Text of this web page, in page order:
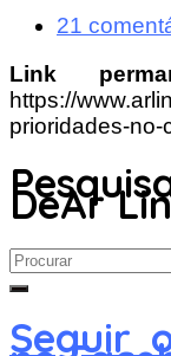
21
Link
https://
prioridades-no-
DeAr
Search
for:
Seguir